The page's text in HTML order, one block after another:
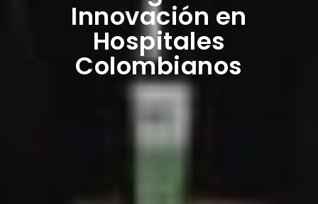
Innovación en
Hospitales
Colombianos